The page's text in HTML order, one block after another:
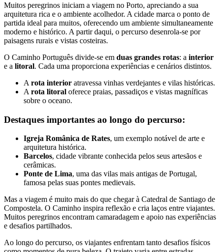
Tour Douro Vinhateiro em Bicicleta - Top Bike Tours
Muitos peregrinos iniciam a viagem no Porto, apreciando a sua
arquitetura rica e o ambiente acolhedor. A cidade marca o ponto de
partida ideal para muitos, oferecendo um ambiente simultaneamente
moderno e histórico. A partir daqui, o percurso desenrola-se por
paisagens rurais e vistas costeiras.
O Caminho Português divide-se em duas grandes rotas: a interior
e a litoral. Cada uma proporciona experiências e cenários distintos.
A rota interior atravessa vinhas verdejantes e vilas históricas.
A rota litoral oferece praias, passadiços e vistas magníficas
sobre o oceano.
Destaques importantes ao longo do percurso:
Igreja Românica de Rates, um exemplo notável de arte e
arquitetura histórica.
Barcelos, cidade vibrante conhecida pelos seus artesãos e
cerâmicas.
Ponte de Lima, uma das vilas mais antigas de Portugal,
famosa pelas suas pontes medievais.
Mas a viagem é muito mais do que chegar à Catedral de Santiago de
Compostela. O Caminho inspira reflexão e cria laços entre viajantes.
Muitos peregrinos encontram camaradagem e apoio nas experiências
e desafios partilhados.
Ao longo do percurso, os viajantes enfrentam tanto desafios físicos